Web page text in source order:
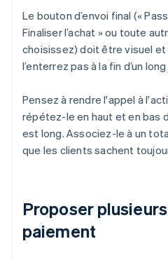
Le bouton d’envoi final («
Finaliser l’achat » ou toute
choisissez) doit être visuel et
l’enterrez pas à la fin d’un
Pensez à rendre l'appel à
répétez-le en haut et en bas
est long. Associez-le à un
que les clients sachent
Proposer
paiement